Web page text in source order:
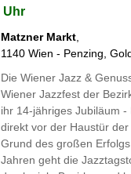
Uhr
Matzner Markt
1140 Wien - Penzing ,
Die Wiener Jazz &
Wiener Jazzfest der
ihr 14-jähriges Jubiläum -
direkt vor der Haustür
Grund des großen
Jahren geht die